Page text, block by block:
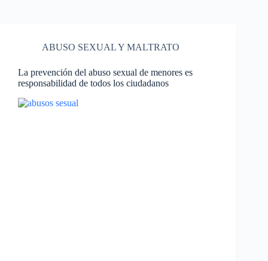
ABUSO SEXUAL Y MALTRATO
La prevención del abuso sexual de menores es
responsabilidad de todos los ciudadanos